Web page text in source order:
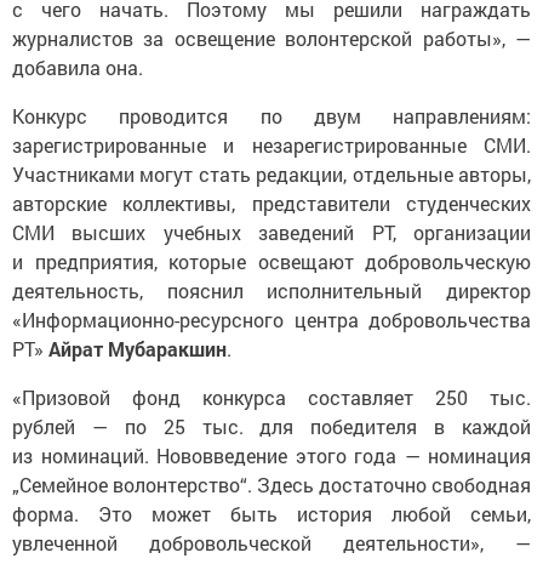
журналистов за освещение волонтерской работы», —
добавила она.
зарегистрированные и незарегистрированные СМИ.
Участниками могут стать редакции, отдельные авторы,
авторские коллективы, представители студенческих
СМИ высших учебных заведений РТ, организации
и предприятия, которые освещают добровольческую
деятельность, пояснил исполнительный директор
«Информационно-ресурсного центра добровольчества
РТ»Айрат Мубаракшин.
рублей — по 25 тыс. для победителя в каждой
из номинаций. Нововведение этого года — номинация
„Семейное волонтерство“. Здесь достаточно свободная
форма. Это может быть история любой семьи,
увлеченной добровольческой деятельности», —
добавил Мубаракшин.